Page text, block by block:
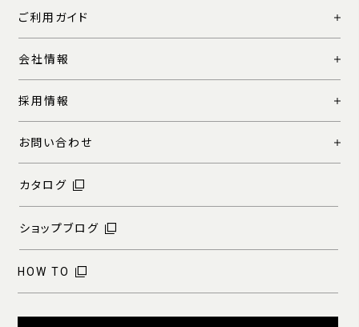
ご利用ガイド
会社情報
採用情報
お問い合わせ
カタログ
ショップブログ
HOW TO